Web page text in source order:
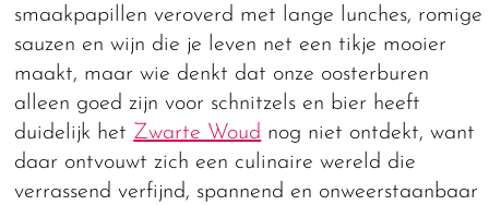
smaakpapillen veroverd met lange lunches, romige
sauzen en wijn die je leven net een tikje mooier
maakt, maar wie denkt dat onze oosterburen
alleen goed zijn voor schnitzels en bier heeft
duidelijk het Zwarte Woud nog niet ontdekt, want
daar ontvouwt zich een culinaire wereld die
verrassend verfijnd, spannend en onweerstaanbaar